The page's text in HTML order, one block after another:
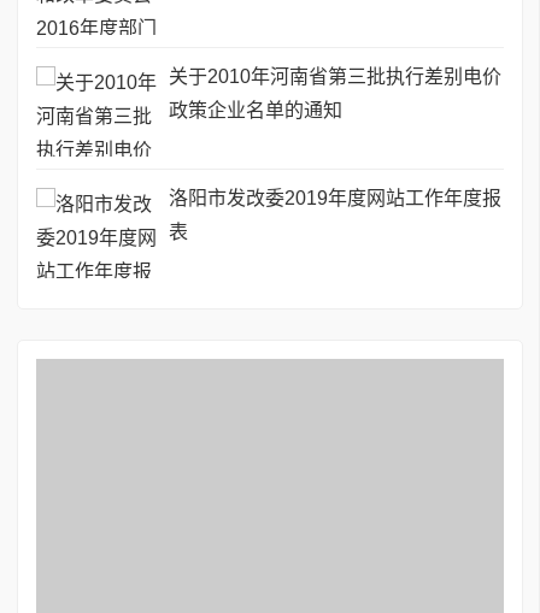
关于2010年河南省第三批执行差别电价
政策企业名单的通知
洛阳市发改委2019年度网站工作年度报
表